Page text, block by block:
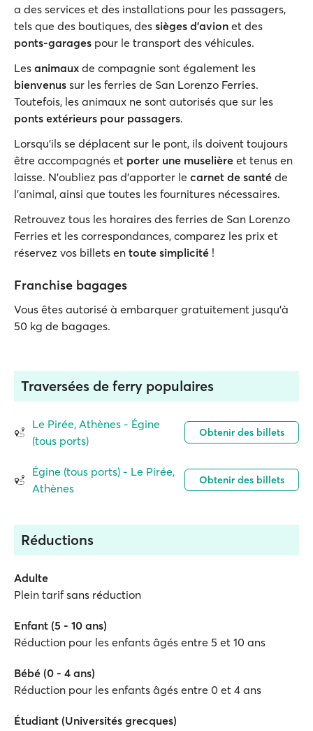
a des services et des installations pour les passagers,
tels que des boutiques, des sièges d'avion et des
ponts-garages pour le transport des véhicules.
Les animaux de compagnie sont également les
bienvenus sur les ferries de San Lorenzo Ferries.
Toutefois, les animaux ne sont autorisés que sur les
ponts extérieurs pour passagers.
Lorsqu'ils se déplacent sur le pont, ils doivent toujours
être accompagnés et porter une muselière et tenus en
laisse. N'oubliez pas d'apporter le carnet de santé de
l'animal, ainsi que toutes les fournitures nécessaires.
Retrouvez tous les horaires des ferries de San Lorenzo
Ferries et les correspondances, comparez les prix et
réservez vos billets en toute simplicité !
Franchise bagages
Vous êtes autorisé à embarquer gratuitement jusqu'à
50 kg de bagages.
Traversées de ferry populaires
Le Pirée, Athènes - Égine
(tous ports)
Obtenir des billets
Égine (tous ports) - Le Pirée,
Athènes
Obtenir des billets
Réductions
Adulte
Plein tarif sans réduction
Enfant (5 - 10 ans)
Réduction pour les enfants âgés entre 5 et 10 ans
Bébé (0 - 4 ans)
Réduction pour les enfants âgés entre 0 et 4 ans
Étudiant (Universités grecques)